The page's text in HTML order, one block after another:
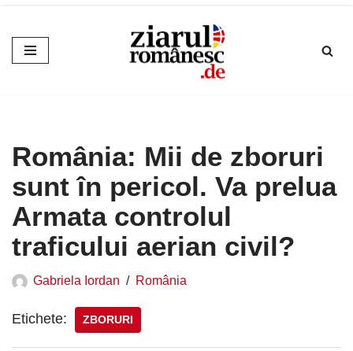
Sari
la
România: Mii de zboruri
sunt în pericol. Va prelua
Armata controlul
traficului aerian civil?
Gabriela Iordan România
Etichete: ZBORURI